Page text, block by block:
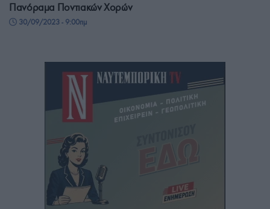
Πανόραμα Ποντιακών Χορών
30/09/2023 - 9:00πμ